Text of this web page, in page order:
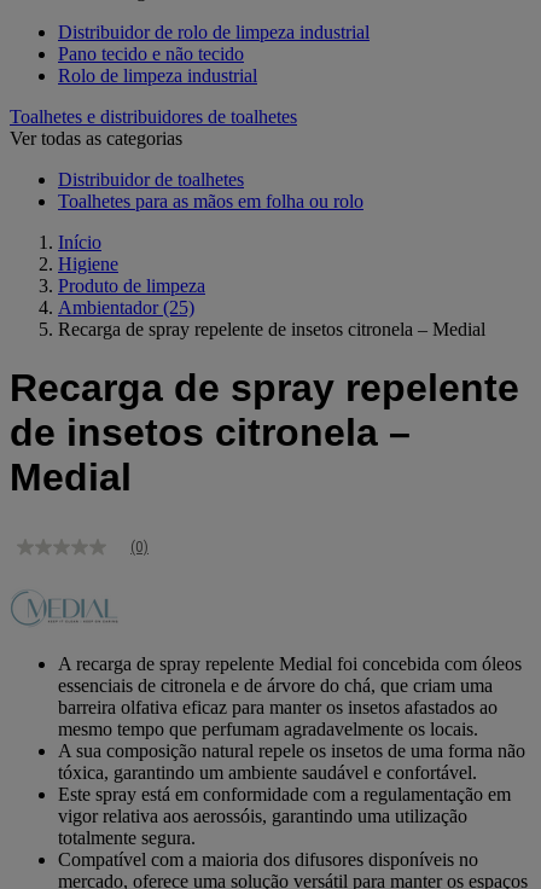
Distribuidor de rolo de limpeza industrial
Pano tecido e não tecido
Rolo de limpeza industrial
Toalhetes e distribuidores de toalhetes
Ver todas as categorias
Distribuidor de toalhetes
Toalhetes para as mãos em folha ou rolo
Início
Higiene
Produto de limpeza
Ambientador (25)
Recarga de spray repelente de insetos citronela – Medial
Recarga de spray repelente
de insetos citronela –
Medial
Sem
de
classificação
Link
mesma
página.
(0)
A recarga de spray repelente Medial foi concebida com óleos
essenciais de citronela e de árvore do chá, que criam uma
barreira olfativa eficaz para manter os insetos afastados ao
mesmo tempo que perfumam agradavelmente os locais.
A sua composição natural repele os insetos de uma forma não
tóxica, garantindo um ambiente saudável e confortável.
Este spray está em conformidade com a regulamentação em
vigor relativa aos aerossóis, garantindo uma utilização
totalmente segura.
Compatível com a maioria dos difusores disponíveis no
mercado, oferece uma solução versátil para manter os espaços